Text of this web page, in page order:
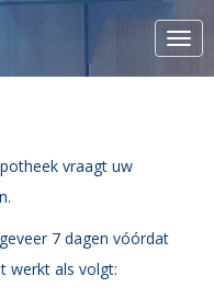
vraagt uw
7 dagen vóórdat
werkt als volgt: